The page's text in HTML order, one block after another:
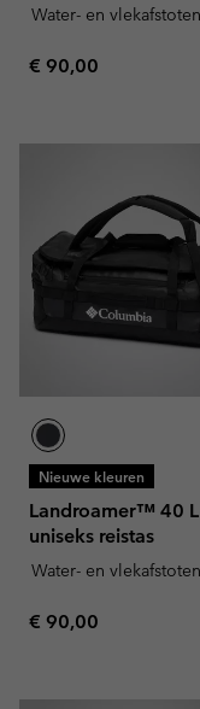
Water- en
Regular price:
€ 90,00
Nieuwe kleuren
Landroamer™ 40 L
uniseks reistas
Water- en
Regular price:
€ 90,00